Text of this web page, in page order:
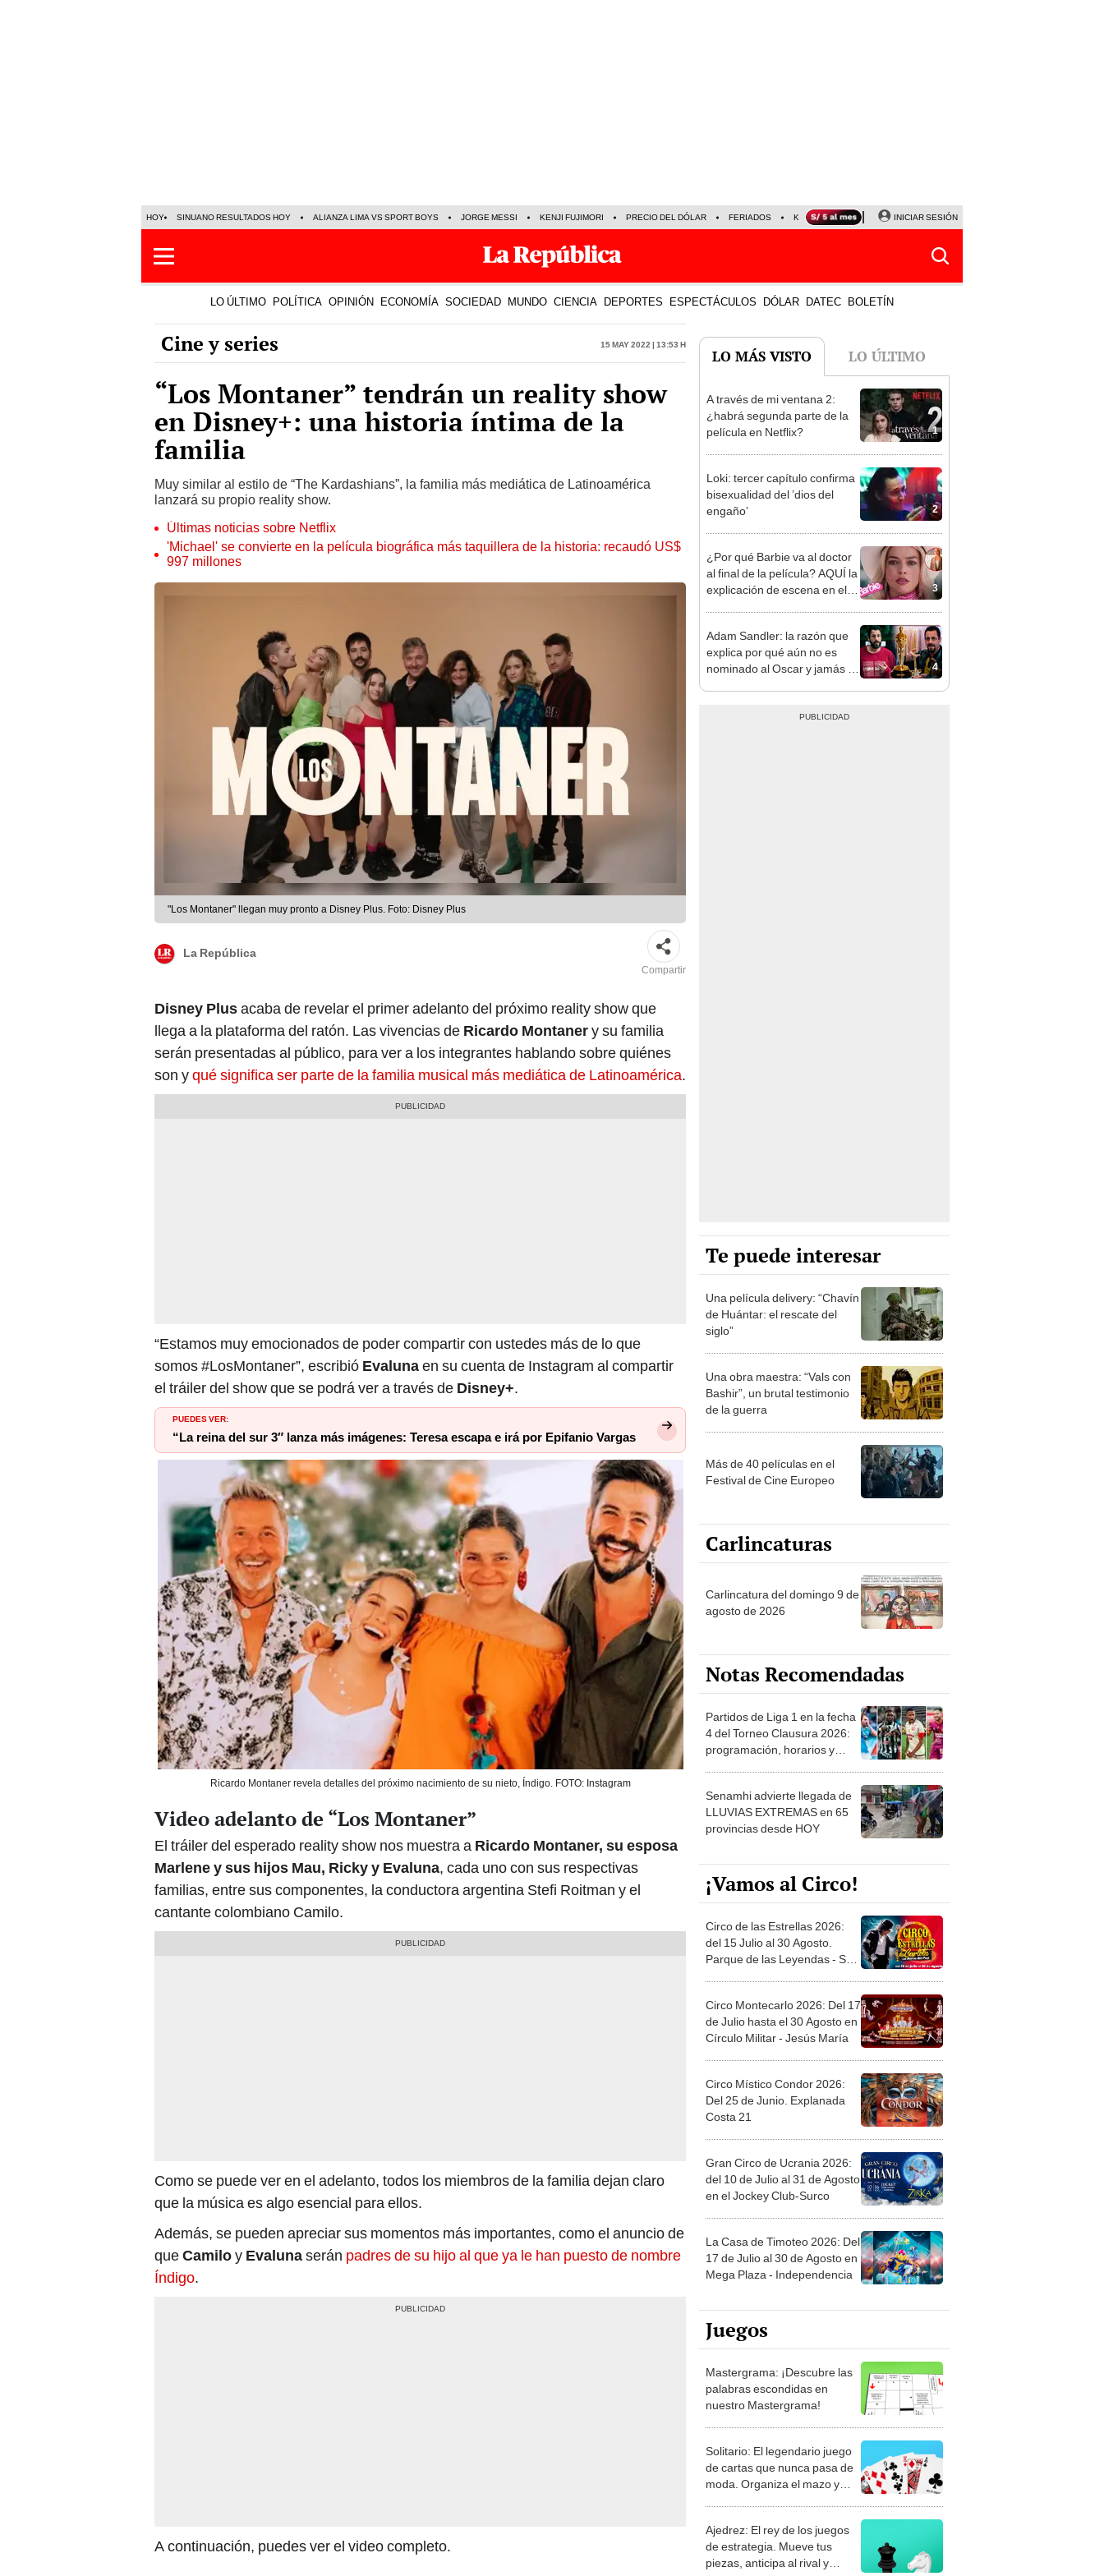
HOY SINUANO RESULTADOS HOY ALIANZA LIMA VS SPORT BOYS JORGE MESSI KENJI FUJIMORI PRECIO DEL DÓLAR FERIADOS KEIKO FUJIMORI NALDY SALDAÑA
INICIAR SESIÓN
LO ÚLTIMO POLÍTICA OPINIÓN ECONOMÍA SOCIEDAD MUNDO CIENCIA DEPORTES ESPECTÁCULOS DÓLAR DATEC BOLETÍN
Cine y series 15 May 2022 | 13:53 h
“Los Montaner” tendrán un reality show
en Disney+: una historia íntima de la
familia
Muy similar al estilo de “The Kardashians”, la familia más mediática de Latinoamérica
lanzará su propio reality show.
Últimas noticias sobre Netflix
'Michael' se convierte en la película biográfica más taquillera de la historia: recaudó US$
997 millones
"Los Montaner" llegan muy pronto a Disney Plus. Foto: Disney Plus
La República
Compartir
Disney Plusacaba de revelar el primer adelanto del próximo reality show que
llega a la plataforma del ratón. Las vivencias de Ricardo Montanery su familia
serán presentadas al público, para ver a los integrantes hablando sobre quiénes
son yqué significa ser parte de la familia musical más mediática de Latinoamérica.
“Estamos muy emocionados de poder compartir con ustedes más de lo que
somos #LosMontaner”, escribió Evalunaen su cuenta de Instagram al compartir
el tráiler del show que se podrá ver a través de Disney+.
PUEDES VER:
“La reina del sur 3″ lanza más imágenes: Teresa escapa e irá por Epifanio Vargas
Ricardo Montaner revela detalles del próximo nacimiento de su nieto, Índigo. FOTO: Instagram
Video adelanto de “Los Montaner”
El tráiler del esperado reality show nos muestra a Ricardo Montaner, su esposa
Marlene y sus hijos Mau, Ricky y Evaluna, cada uno con sus respectivas
familias, entre sus componentes, la conductora argentina Stefi Roitman y el
cantante colombiano Camilo.
Como se puede ver en el adelanto, todos los miembros de la familia dejan claro
que la música es algo esencial para ellos.
Además, se pueden apreciar sus momentos más importantes, como el anuncio de
queCamiloy Evalunaserán padres de su hijo al que ya le han puesto de nombre
Índigo.
A continuación, puedes ver el video completo.
LO MÁS VISTO LO ÚLTIMO
1
A través de mi ventana 2:
¿habrá segunda parte de la
película en Netflix?
2
Loki: tercer capítulo confirma
bisexualidad del ’dios del
engaño’
3
¿Por qué Barbie va al doctor
al final de la película? AQUÍ la
explicación de escena en el
4
Adam Sandler: la razón que
explica por qué aún no es
nominado al Oscar y jamás lo
Te puede interesar
Una película delivery: “Chavín
de Huántar: el rescate del
siglo”
Una obra maestra: “Vals con
Bashir”, un brutal testimonio
de la guerra
Más de 40 películas en el
Festival de Cine Europeo
Carlincaturas
Carlincatura del domingo 9 de
agosto de 2026
Notas Recomendadas
Partidos de Liga 1 en la fecha
4 del Torneo Clausura 2026:
programación, horarios y
Senamhi advierte llegada de
LLUVIAS EXTREMAS en 65
provincias desde HOY
¡Vamos al Circo!
Circo de las Estrellas 2026:
del 15 Julio al 30 Agosto.
Parque de las Leyendas - San
Circo Montecarlo 2026: Del 17
de Julio hasta el 30 Agosto en
Círculo Militar - Jesús María
Circo Místico Condor 2026:
Del 25 de Junio. Explanada
Costa 21
Gran Circo de Ucrania 2026:
del 10 de Julio al 31 de Agosto
en el Jockey Club-Surco
La Casa de Timoteo 2026: Del
17 de Julio al 30 de Agosto en
Mega Plaza - Independencia
Juegos
Mastergrama: ¡Descubre las
palabras escondidas en
nuestro Mastergrama!
Solitario: El legendario juego
de cartas que nunca pasa de
moda. Organiza el mazo y
Ajedrez: El rey de los juegos
de estrategia. Mueve tus
piezas, anticipa al rival y